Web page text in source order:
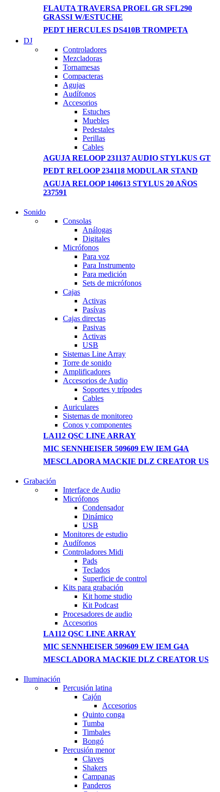
FLAUTA TRAVERSA PROEL GR SFL290
GRASSI W/ESTUCHE
PEDT HERCULES DS410B TROMPETA
DJ
Controladores
Mezcladoras
Tornamesas
Compacteras
Agujas
Audífonos
Accesorios
Estuches
Muebles
Pedestales
Perillas
Cables
AGUJA RELOOP 231137 AUDIO STYLKUS GT
PEDT RELOOP 234118 MODULAR STAND
AGUJA RELOOP 140613 STYLUS 20 AÑOS
237591
TP 450X I7 THINKPAD
Shop Now
Sonido
Consolas
Análogas
Digitales
Micrófonos
Para voz
Para Instrumento
Para medición
Sets de micrófonos
Cajas
Activas
Pasívas
Cajas directas
Pasivas
Activas
USB
Sistemas Line Array
Torre de sonido
Amplificadores
Accesorios de Audio
Soportes y trípodes
Cables
Auriculares
Sistemas de monitoreo
Conos y componentes
LA112 QSC LINE ARRAY
MIC SENNHEISER 509609 EW IEM G4A
MESCLADORA MACKIE DLZ CREATOR US
GAMER CONTROLLER
Shop Now
Grabación
Interface de Audio
Micrófonos
Condensador
Dinámico
USB
Monitores de estudio
Audífonos
Controladores Midi
Pads
Teclados
Superficie de control
Kits para grabación
Kit home studio
Kit Podcast
Procesadores de audio
Accesorios
LA112 QSC LINE ARRAY
MIC SENNHEISER 509609 EW IEM G4A
MESCLADORA MACKIE DLZ CREATOR US
NEW WASHING MACHINE
T50F 9KG/1200 SPIN
Shop Now
Iluminación
Percusión latina
Cajón
Accesorios
Quinto conga
Tumba
Timbales
Bongó
Percusión menor
Claves
Shakers
Campanas
Panderos